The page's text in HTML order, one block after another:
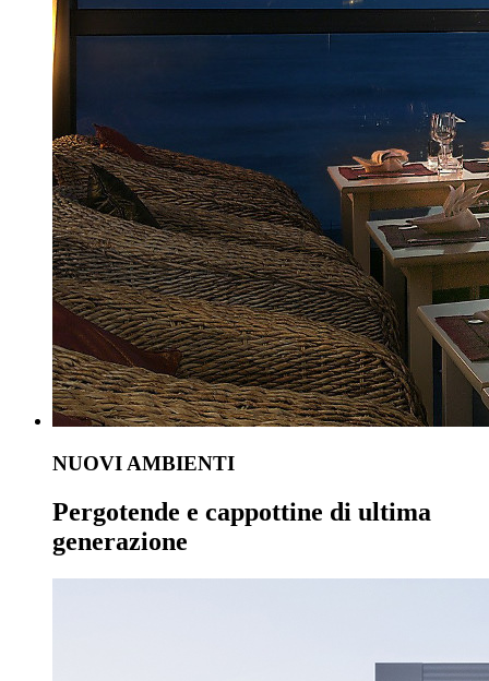
NUOVI AMBIENTI
Pergotende e cappottine di ultima
generazione